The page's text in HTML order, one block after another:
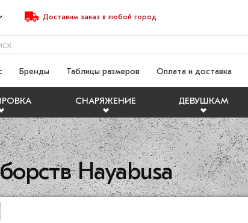
Доставим заказ в любой город
СНАРЯЖЕНИЕ ДЕВУШКАМ
Бренды Таблицы размеров Оплата и доставка
Hayabusa